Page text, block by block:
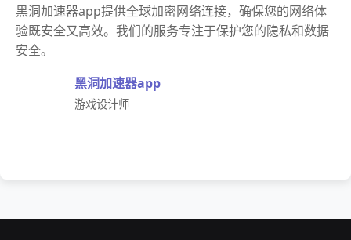
黑洞加速器app提供全球加密网络连接，确保您的网络体
验既安全又高效。我们的服务专注于保护您的隐私和数据
安全。
黑洞加速器app
游戏设计师